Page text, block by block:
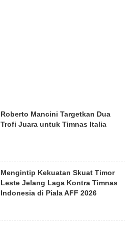
Roberto Mancini Targetkan Dua
Trofi Juara untuk Timnas Italia
Mengintip Kekuatan Skuat Timor
Leste Jelang Laga Kontra Timnas
Indonesia di Piala AFF 2026